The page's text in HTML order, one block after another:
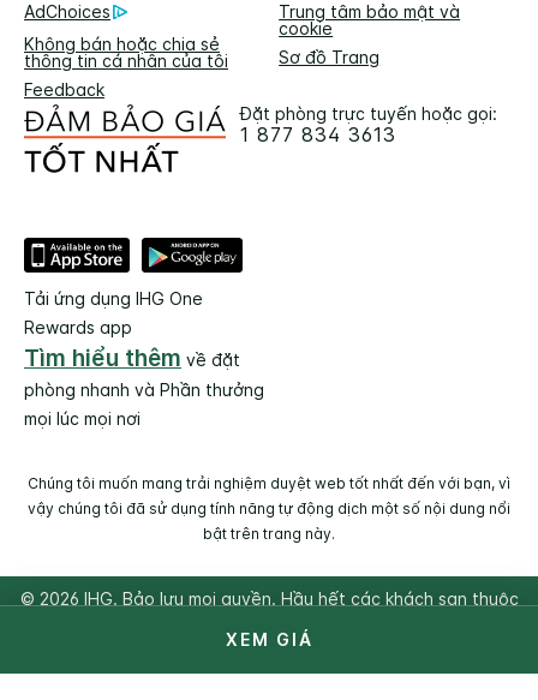
XEM GIÁ
AdChoices
Trung tâm bảo mật và
cookie
Không bán hoặc chia sẻ
thông tin cá nhân của tôi
Sơ đồ Trang
Feedback
Đặt phòng trực tuyến hoặc gọi:
1 877 834 3613
Tải ứng dụng IHG One
Rewards app
Tìm hiểu thêm về đặt
phòng nhanh và Phần thưởng
mọi lúc mọi nơi
Chúng tôi muốn mang trải nghiệm duyệt web tốt nhất đến với bạn, vì
vậy chúng tôi đã sử dụng tính năng tự động dịch một số nội dung nổi
bật trên trang này.
© 2026 IHG. Bảo lưu mọi quyền. Hầu hết các khách sạn thuộc